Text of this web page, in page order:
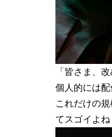
「皆さま、
個人的には
これだけの
てスゴイよ